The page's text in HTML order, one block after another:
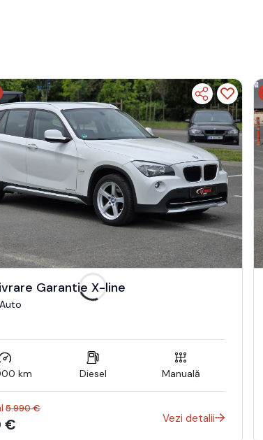
Rate Livrare Garantie X-line
km Diesel Manuală
5.990 €
€ Vezi detalii